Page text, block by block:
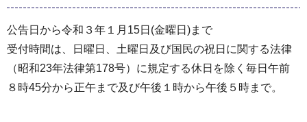
公告日から令和３年１月15日(金曜日)まで
受付時間は、日曜日、土曜日及び国民の祝日に関する法律
（昭和23年法律第178号）に規定する休日を除く毎日午前
８時45分から正午まで及び午後１時から午後５時まで。